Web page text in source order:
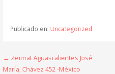
Publicado en: Uncategorized
Navegación
← Zermat Aguascalientes José
María, Chávez 452 -México